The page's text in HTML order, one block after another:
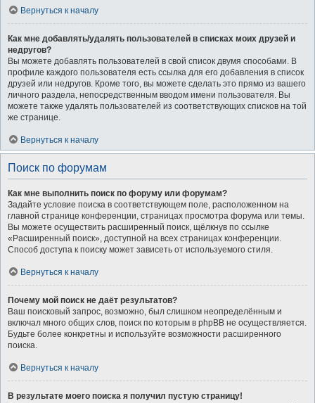
Вернуться к началу
Как мне добавлять/удалять пользователей в списках моих друзей и
недругов?
Вы можете добавлять пользователей в свой список двумя способами. В
профиле каждого пользователя есть ссылка для его добавления в список
друзей или недругов. Кроме того, вы можете сделать это прямо из вашего
личного раздела, непосредственным вводом имени пользователя. Вы
можете также удалять пользователей из соответствующих списков на той
же странице.
Вернуться к началу
Поиск по форумам
Как мне выполнить поиск по форуму или форумам?
Задайте условие поиска в соответствующем поле, расположенном на
главной странице конференции, страницах просмотра форума или темы.
Вы можете осуществить расширенный поиск, щёлкнув по ссылке
«Расширенный поиск», доступной на всех страницах конференции.
Способ доступа к поиску может зависеть от используемого стиля.
Вернуться к началу
Почему мой поиск не даёт результатов?
Ваш поисковый запрос, возможно, был слишком неопределённым и
включал много общих слов, поиск по которым в phpBB не осуществляется.
Будьте более конкретны и используйте возможности расширенного
поиска.
Вернуться к началу
В результате моего поиска я получил пустую страницу!